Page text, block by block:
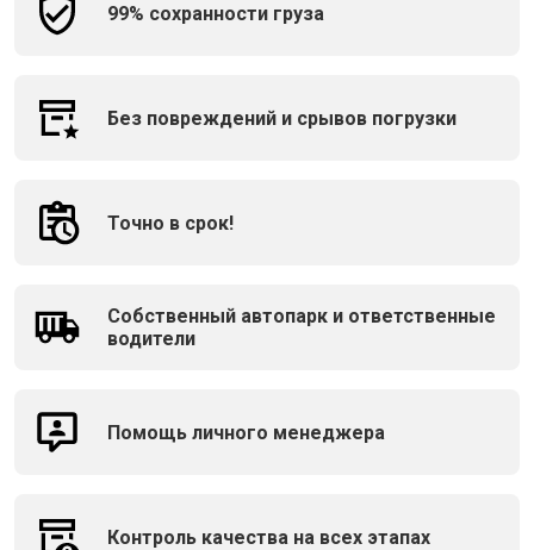
99% сохранности груза
Без повреждений и срывов погрузки
Точно в срок!
Собственный автопарк и ответственные
водители
Помощь личного менеджера
Контроль качества на всех этапах